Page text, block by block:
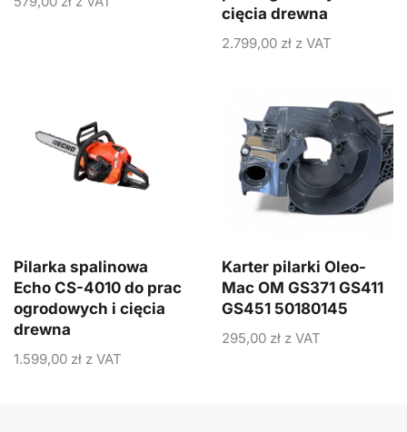
cięcia drewna
2.799,00 zł z VAT
Pilarka spalinowa
Echo CS-4010 do prac
ogrodowych i cięcia
drewna
1.599,00 zł z VAT
Karter pilarki Oleo-
Mac OM GS371 GS411
GS451 50180145
295,00 zł z VAT